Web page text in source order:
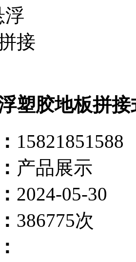
塑胶地板拼接
15821851588
产品展示
2024-05-30
386775次